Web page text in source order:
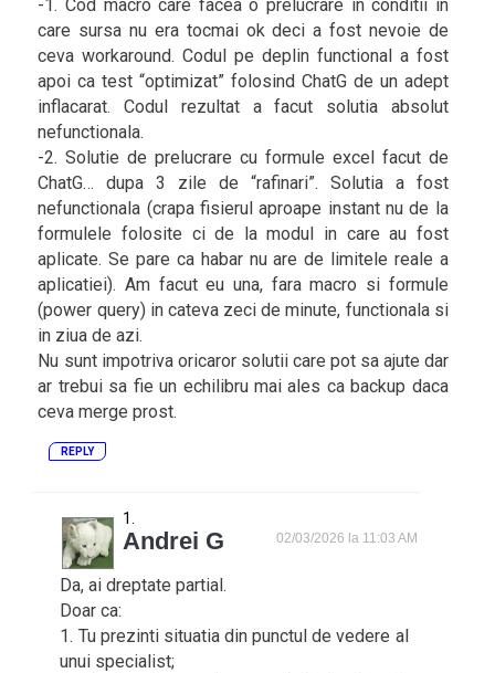
-1. Cod macro care facea o prelucrare in conditii in
care sursa nu era tocmai ok deci a fost nevoie de
ceva workaround. Codul pe deplin functional a fost
apoi ca test “optimizat” folosind ChatG de un adept
inflacarat. Codul rezultat a facut solutia absolut
nefunctionala.
-2. Solutie de prelucrare cu formule excel facut de
ChatG… dupa 3 zile de “rafinari”. Solutia a fost
nefunctionala (crapa fisierul aproape instant nu de la
formulele folosite ci de la modul in care au fost
aplicate. Se pare ca habar nu are de limitele reale a
aplicatiei). Am facut eu una, fara macro si formule
(power query) in cateva zeci de minute, functionala si
in ziua de azi.
Nu sunt impotriva oricaror solutii care pot sa ajute dar
ar trebui sa fie un echilibru mai ales ca backup daca
ceva merge prost.
REPLY
Andrei G 02/03/2026 la 11:03 AM
Da, ai dreptate partial.
Doar ca:
1. Tu prezinti situatia din punctul de vedere al
unui specialist;